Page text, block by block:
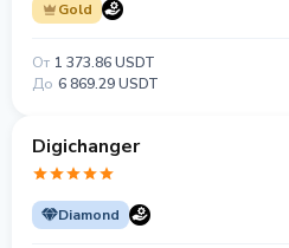
Gold
От 1 373.86 USDT
До 6 869.29 USDT
Digichanger
Diamond